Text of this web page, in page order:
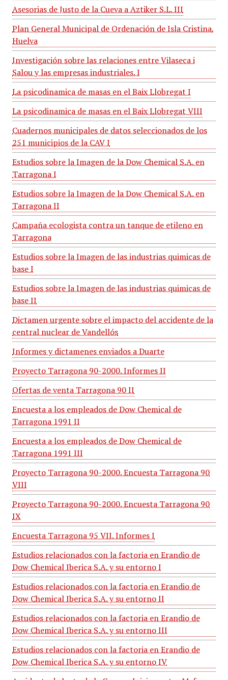
Asesorias de Justo de la Cueva a Aztiker S.L. III
Plan General Municipal de Ordenación de Isla Cristina,
Huelva
Investigación sobre las relaciones entre Vilaseca i
Salou y las empresas industriales. I
La psicodinamica de masas en el Baix Llobregat I
La psicodinamica de masas en el Baix Llobregat VIII
Cuadernos municipales de datos seleccionados de los
251 municipios de la CAV I
Estudios sobre la Imagen de la Dow Chemical S.A. en
Tarragona I
Estudios sobre la Imagen de la Dow Chemical S.A. en
Tarragona II
Campaña ecologista contra un tanque de etileno en
Tarragona
Estudios sobre la Imagen de las industrias quimicas de
base I
Estudios sobre la Imagen de las industrias quimicas de
base II
Dictamen urgente sobre el impacto del accidente de la
central nuclear de Vandellós
Informes y dictamenes enviados a Duarte
Proyecto Tarragona 90-2000. Informes II
Ofertas de venta Tarragona 90 II
Encuesta a los empleados de Dow Chemical de
Tarragona 1991 II
Encuesta a los empleados de Dow Chemical de
Tarragona 1991 III
Proyecto Tarragona 90-2000. Encuesta Tarragona 90
VIII
Proyecto Tarragona 90-2000. Encuesta Tarragona 90
IX
Encuesta Tarragona 95 VII. Informes I
Estudios relacionados con la factoria en Erandio de
Dow Chemical Iberica S.A. y su entorno I
Estudios relacionados con la factoria en Erandio de
Dow Chemical Iberica S.A. y su entorno II
Estudios relacionados con la factoria en Erandio de
Dow Chemical Iberica S.A. y su entorno III
Estudios relacionados con la factoria en Erandio de
Dow Chemical Iberica S.A. y su entorno IV